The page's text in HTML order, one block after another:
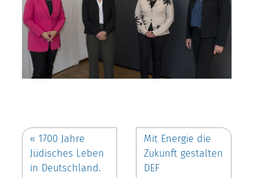
« 1700 Jahre
Jüdisches Leben
in Deutschland.
Mit Energie die
Zukunft gestalten
DEF